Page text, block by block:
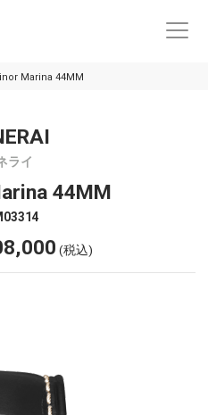
Marina 44MM
ライ
44MM
(税込)